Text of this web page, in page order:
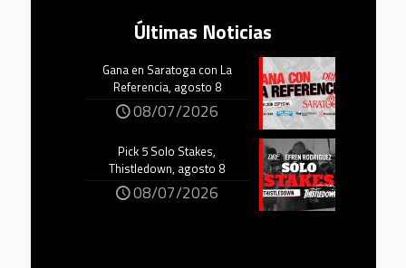
Últimas Noticias
Gana en Saratoga con La
Referencia, agosto 8
08/07/2026
Pick 5 Solo Stakes,
Thistledown, agosto 8
08/07/2026